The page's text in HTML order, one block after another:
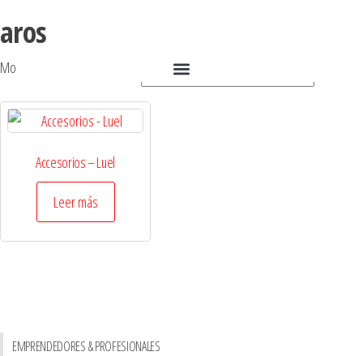
aros
Mostrando el único resultado
Accesorios – Luel
Leer más
EMPRENDEDORES & PROFESIONALES